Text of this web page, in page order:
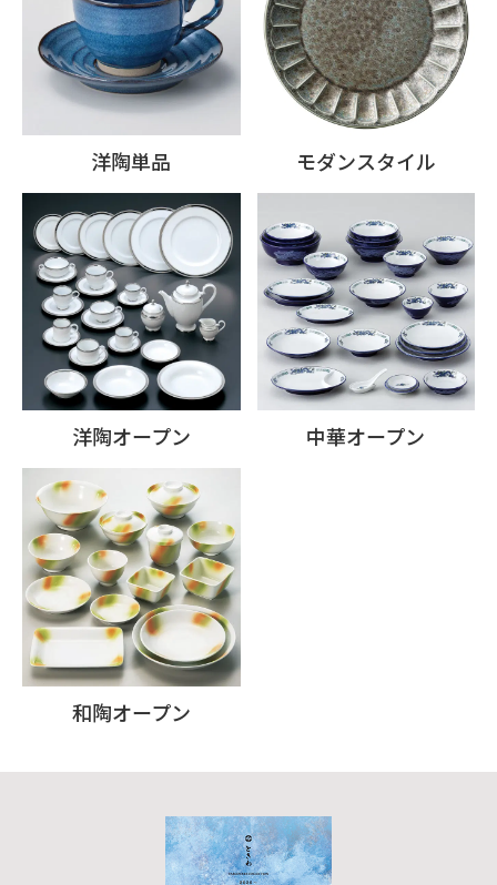
洋陶単品 モダンスタイル
洋陶オープン 中華オープン
和陶オープン